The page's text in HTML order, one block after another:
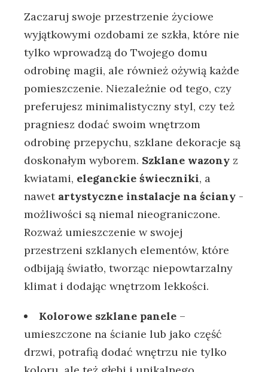
Zaczaruj swoje ⁣przestrzenie życiowe
wyjątkowymi ⁢ozdobami ze szkła, ​które nie
tylko⁣ wprowadzą do Twojego domu
odrobinę magii, ale również ożywią​ każde​
pomieszczenie. Niezależnie ‌od ‍tego,‌ czy
preferujesz ​minimalistyczny⁤ styl,⁣ czy też
‍pragniesz dodać swoim wnętrzom
odrobinę ​przepychu, szklane dekoracje są
doskonałym wyborem. Szklane wazony z
kwiatami, eleganckie świeczniki, a
nawet‍ artystyczne instalacje na⁤ ściany -⁣
możliwości ‍są niemal ​nieograniczone.
Rozważ umieszczenie w ⁣swojej
przestrzeni szklanych elementów, które
odbijają​ światło, tworząc niepowtarzalny⁤
klimat i dodając ‍wnętrzom lekkości.
Kolorowe szklane ⁢panele ‌–
umieszczone na ścianie lub jako część
drzwi, potrafią⁣ dodać wnętrzu nie ⁢tylko